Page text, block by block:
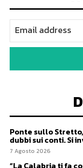
Ponte sullo
dubbi sui conti. Si
7 Agosto 2026
“La Calabria ti fa